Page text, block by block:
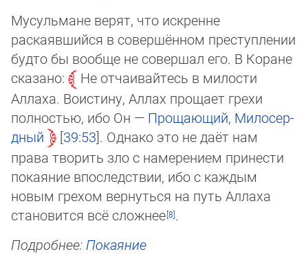
Мусульмане верят, что искренне
раскаявшийся в совершённом преступлении
будто бы вообще не совершал его. В Коране
сказано:
Не отчаивайтесь в милости
Аллаха. Воистину, Аллах прощает грехи
полностью, ибо Он — Прощающий, Мило­сер­
дный
39:53 . Однако это не даёт нам
права творить зло с намерением принести
покаяние впоследствии, ибо с каждым
новым грехом вернуться на путь Аллаха
становится всё сложнее .
Подробнее: Покаяние